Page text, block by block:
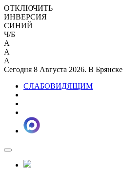
ОТКЛЮЧИТЬ
ИНВЕРСИЯ
СИНИЙ
Ч/Б
A
A
A
Сегодня 8 Августа 2026. В Брянске
СЛАБОВИДЯЩИМ